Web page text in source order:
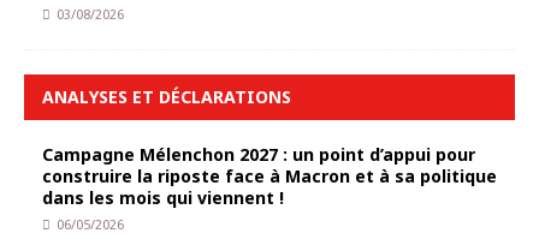
03/08/2026
ANALYSES ET DÉCLARATIONS
Campagne Mélenchon 2027 : un point d’appui pour
construire la riposte face à Macron et à sa politique
dans les mois qui viennent !
06/05/2026